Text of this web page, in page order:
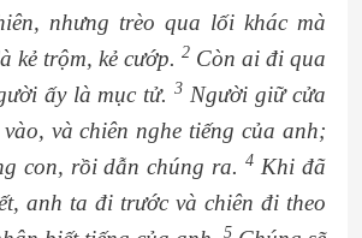
nhưng trèo qua lối khác mà
kẻ trộm, kẻ cướp. 2Còn ai đi qua
ấy là mục tử.3 Người giữ cửa
và chiên nghe tiếng của anh;
con, rồi dẫn chúng ra. 4Khi đã
anh ta đi trước và chiên đi theo
5